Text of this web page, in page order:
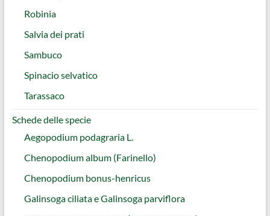
Robinia
Salvia dei prati
Sambuco
Spinacio selvatico
Tarassaco
Schede delle specie
Aegopodium podagraria L.
Chenopodium album (Farinello)
Chenopodium bonus-henricus
Galinsoga ciliata e Galinsoga parviflora